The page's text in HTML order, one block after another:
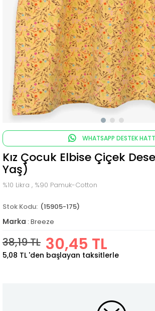
WHATSAPP DESTEK
Kız Çocuk Elbise Çiçek
Yaş)
%10 Likra , %90 Pamuk-Cotton
(15905-175)
Marka : Breeze
38,19 TL 30,45 TL
5,08 TL 'den başlayan taksitlerle